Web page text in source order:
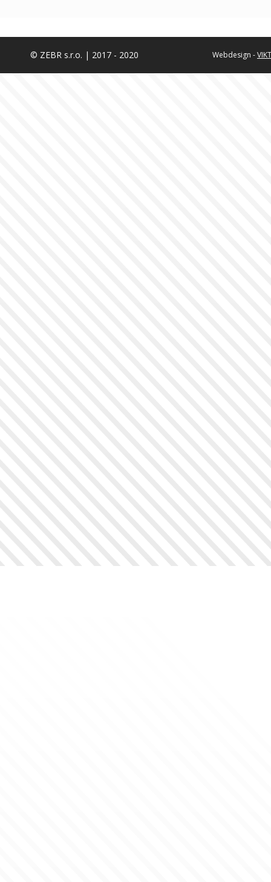
© ZEBR s.r.o. | 2017 - 2020 Webdesign -